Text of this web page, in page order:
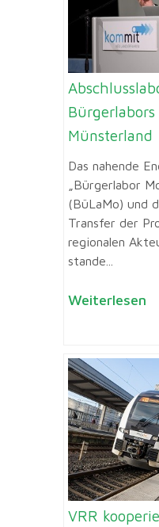
Bürgerlabors
Münsterland
Das nahende
„Bürgerlabor
(BüLaMo) und
Transfer der
regionalen
stande...
Weiterlesen
VRR